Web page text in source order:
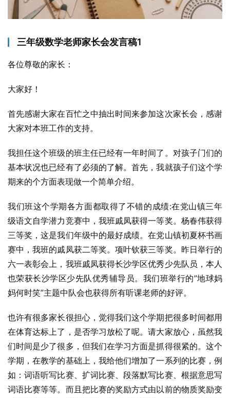
三年级数学老师家长会发言稿1
各位尊敬的家长：
大家好！
首先感谢大家在百忙之中抽出时间来参加这次家长会，感谢
大家对本班工作的支持。
我担任这个班级的班主任已经有一年时间了。对孩子门们的
基本状况也已经有了必须的了解。首先，我就孩子们这个学
期来的个方面表现做一个简单介绍。
我们班这个学期各方面都取得了不错的成绩:在党山镇三年
级语文自学潜力竞赛中，我班戚凤获得一等奖。杨春伟获得
三等奖，这是我们年级中的最好成绩。在党山镇初夏杯书画
赛中，我班的戚凤获二等奖。项叶钦获三等奖。昨日举行的
六一表彰会上，我班戚凤获得长沙学区优秀少先队员，本人
也荣获长沙学区少先队优秀辅导员。我们班举行的”地球妈
妈何时笑”主题中队会也获得所有听课老师的好评。
也许有很多家长很担心，觉得我们这个学期把很多时间都用
在体育达标上了，是否学习放松了呢。请大家放心，虽然我
们时间是少了很多，但我们在学习方面是抓得很紧的。这个
学期，在教学的基础上，我给他们增加了一系列的比赛，例
如：词语听写比赛、扩词比赛、段落默写比赛、根据意思写
词语比赛等等。而且把比赛的奖励方式由以前的物质奖励变